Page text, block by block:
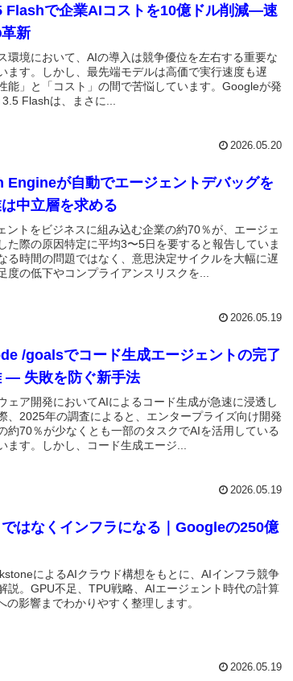
Flashで企業AIコストを10億ドル削減―速
新
環境において、AIの導入は競争優位を左右する重要な
ます。しかし、最先端モデルは高価で実行速度も遅
能」と「コスト」の間で苦悩しています。Googleが発
Flashは、まさに...
2026.05.20
Engineが自動でエージェントデバッグを
中立層を求める
ントをビジネスに組み込む企業の約70％が、エージェ
た際の原因特定に平均3〜5日を要すると報告していま
る時間の問題ではなく、意思決定サイクルを大幅に遅
度の低下やコンプライアンスリスクを...
2026.05.19
/goalsでコード生成エージェントの完了
― 失敗を防ぐ新手法
ェア開発においてAIによるコード生成が急速に浸透し
、2025年の調査によると、エンタープライズ向け開発
約70％が少なくとも一部のタスクでAIを活用している
ます。しかし、コード生成エージ...
2026.05.19
はなくインフラになる｜Googleの250億
によるAIクラウド構想をもとに、AIインフラ競争
説。GPU不足、TPU戦略、AIエージェント時代の計算
の影響までわかりやすく整理します。
2026.05.19